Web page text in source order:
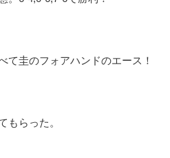
て圭のフォアハンドのエース！
もらった。